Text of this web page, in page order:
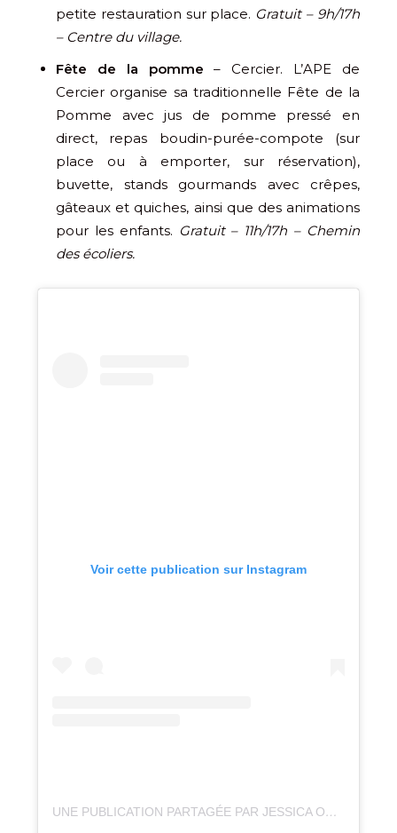
petite restauration sur place. Gratuit – 9h/17h
– Centre du village.
Fête de la pomme – Cercier. L’APE de
Cercier organise sa traditionnelle Fête de la
Pomme avec jus de pomme pressé en
direct, repas boudin-purée-compote (sur
place ou à emporter, sur réservation),
buvette, stands gourmands avec crêpes,
gâteaux et quiches, ainsi que des animations
pour les enfants. Gratuit – 11h/17h – Chemin
des écoliers.
Voir cette publication sur Instagram
UNE PUBLICATION PARTAGÉE PAR JESSICA OSER (@BLEUCHARBON.ASSO)